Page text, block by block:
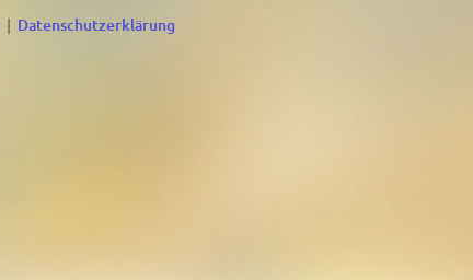
| Datenschutzerklärung